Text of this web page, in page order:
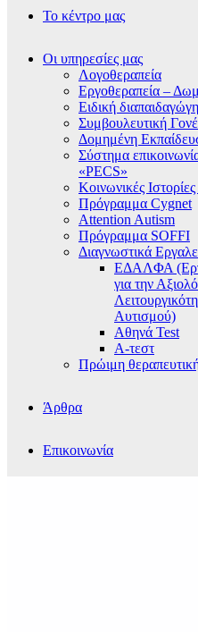
Το κέντρο μας
Οι υπηρεσίες μας
Λογοθεραπεία
Εργοθεραπεία –
Ειδική
Συμβουλευτική
Δομημένη
Σύστημα
«PECS»
Κοινωνικές
Πρόγραμμα Cygnet
Attention Autism
Πρόγραμμα SOFFI
Διαγνωστικά
ΕΔΑΛΦΑ
για την
Αυτισμού)
Αθηνά Test
Α-τεστ
Πρώιμη
Άρθρα
Επικοινωνία